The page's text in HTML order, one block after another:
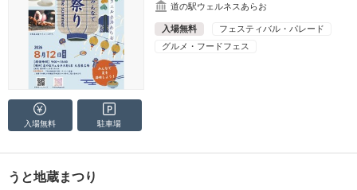
道の駅ウェルネスあらお
入場無料
フェスティバル・パレード
グルメ・フードフェス
入場無料 駐車場
うと地蔵まつり